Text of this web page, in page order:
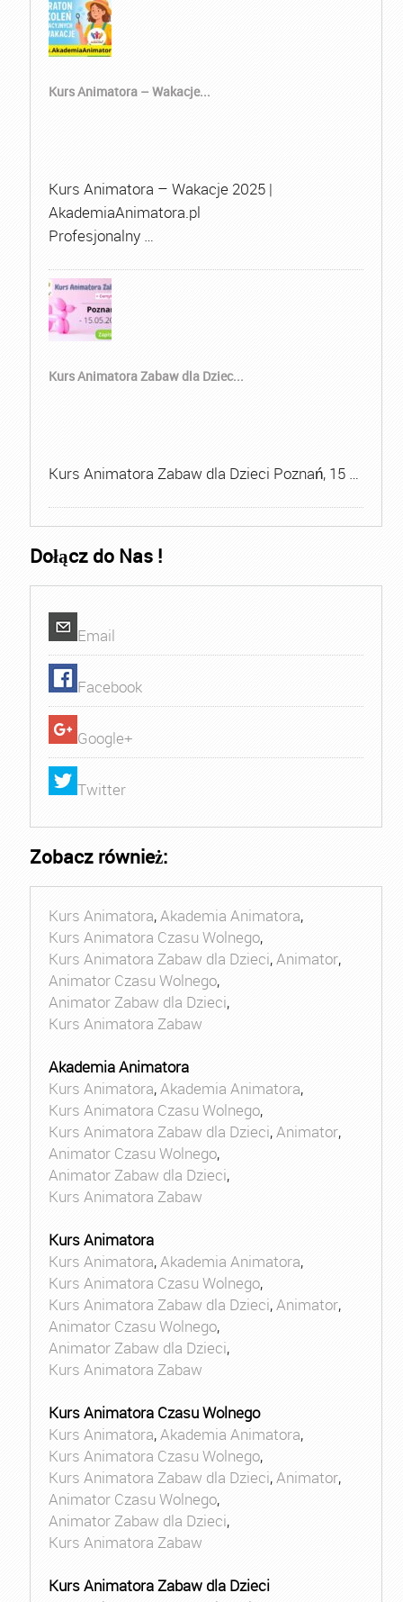
Kurs Animatora – Wakacje...
Kurs Animatora – Wakacje 2025 |
AkademiaAnimatora.pl
Profesjonalny …
Kurs Animatora Zabaw dla Dziec...
Kurs Animatora Zabaw dla Dzieci Poznań, 15 …
Dołącz do Nas !
Email
Facebook
Google+
Twitter
Zobacz również:
Kurs Animatora,Akademia Animatora,
Kurs Animatora Czasu Wolnego,
Kurs Animatora Zabaw dla Dzieci,Animator,
Animator Czasu Wolnego,
Animator Zabaw dla Dzieci,
Kurs Animatora Zabaw
Akademia Animatora
Kurs Animatora,Akademia Animatora,
Kurs Animatora Czasu Wolnego,
Kurs Animatora Zabaw dla Dzieci,Animator,
Animator Czasu Wolnego,
Animator Zabaw dla Dzieci,
Kurs Animatora Zabaw
Kurs Animatora
Kurs Animatora,Akademia Animatora,
Kurs Animatora Czasu Wolnego,
Kurs Animatora Zabaw dla Dzieci,Animator,
Animator Czasu Wolnego,
Animator Zabaw dla Dzieci,
Kurs Animatora Zabaw
Kurs Animatora Czasu Wolnego
Kurs Animatora,Akademia Animatora,
Kurs Animatora Czasu Wolnego,
Kurs Animatora Zabaw dla Dzieci,Animator,
Animator Czasu Wolnego,
Animator Zabaw dla Dzieci,
Kurs Animatora Zabaw
Kurs Animatora Zabaw dla Dzieci